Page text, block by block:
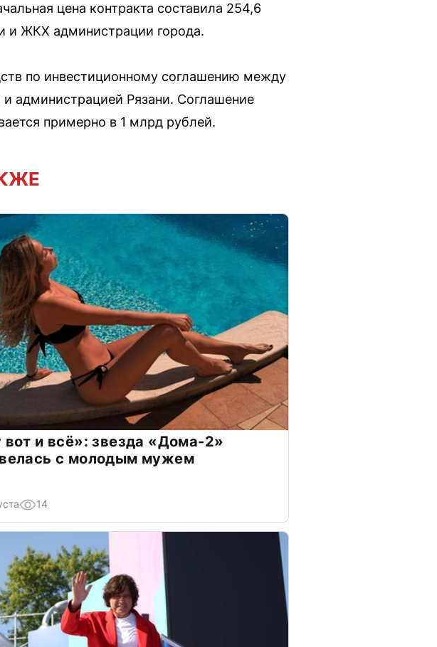
цена контракта составила 254,6
и ЖКХ администрации города.
по инвестиционному соглашению между
администрацией Рязани. Соглашение
примерно в 1 млрд рублей.
вот и всё»: звезда «Дома-2»
с молодым мужем
14